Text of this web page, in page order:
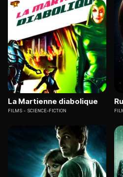
La Martienne diabolique
FILMS SCIENCE-FICTION